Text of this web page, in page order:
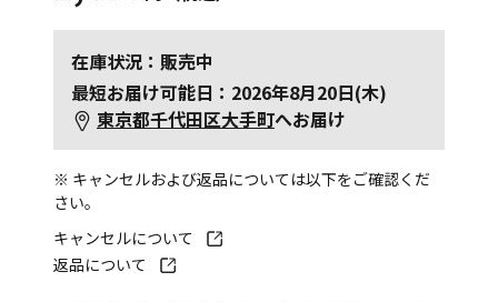
在庫状況：販売中
最短お届け可能日：2026年8月20日(木)
東京都千代田区大手町へお届け
※ キャンセルおよび返品については以下をご確認くだ
さい。
キャンセルについて
返品について